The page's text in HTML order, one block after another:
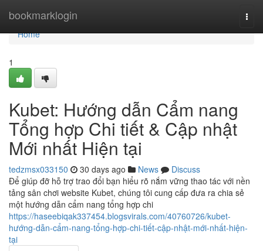
bookmarklogin
Home
Home
1
Kubet: Hướng dẫn Cẩm nang
Tổng hợp Chi tiết & Cập nhật
Mới nhất Hiện tại
tedzmsx033150 30 days ago News
Discuss
Để giúp đỡ hỗ trợ trao đổi bạn hiểu rõ nắm vững thao tác với nền
tảng sân chơi website Kubet, chúng tôi cung cấp đưa ra chia sẻ
một hướng dẫn cẩm nang tổng hợp chi
https://haseebiqak337454.blogsvirals.com/40760726/kubet-
hướng-dẫn-cẩm-nang-tổng-hợp-chi-tiết-cập-nhật-mới-nhất-hiện-
tại